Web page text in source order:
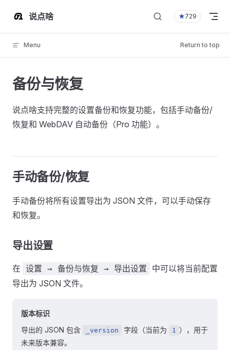
Skip to content
说点啥 ★729
Menu Return to top
备份与恢复
说点啥支持完整的设置备份和恢复功能，包括手动备份/
恢复和 WebDAV 自动备份（Pro 功能）。
手动备份/恢复
手动备份将所有设置导出为 JSON 文件，可以手动保存
和恢复。
导出设置
在 设置 → 备份与恢复 → 导出设置
中可以将当前配置
导出为 JSON 文件。
版本标识
导出的 JSON 包含
_version 字段（当前为 1 ），用于
未来版本兼容。